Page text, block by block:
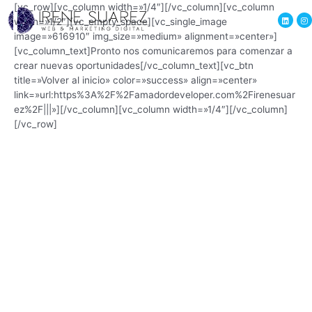
[vc_row][vc_column width=»1/4″][/vc_column][vc_column
width=»1/2″][vc_empty_space][vc_single_image
image=»616910″ img_size=»medium» alignment=»center»]
[vc_column_text]Pronto nos comunicaremos para comenzar a
crear nuevas oportunidades[/vc_column_text][vc_btn
title=»Volver al inicio» color=»success» align=»center»
link=»url:https%3A%2F%2Famadordeveloper.com%2Firenesuar
ez%2F|||»][/vc_column][vc_column width=»1/4″][/vc_column]
[/vc_row]